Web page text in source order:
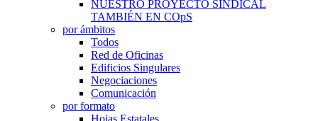
NUESTRO PROYECTO SINDICAL
TAMBIÉN EN COpS
por ámbitos
Todos
Red de Oficinas
Edificios Singulares
Negociaciones
Comunicación
por formato
Hojas Estatales